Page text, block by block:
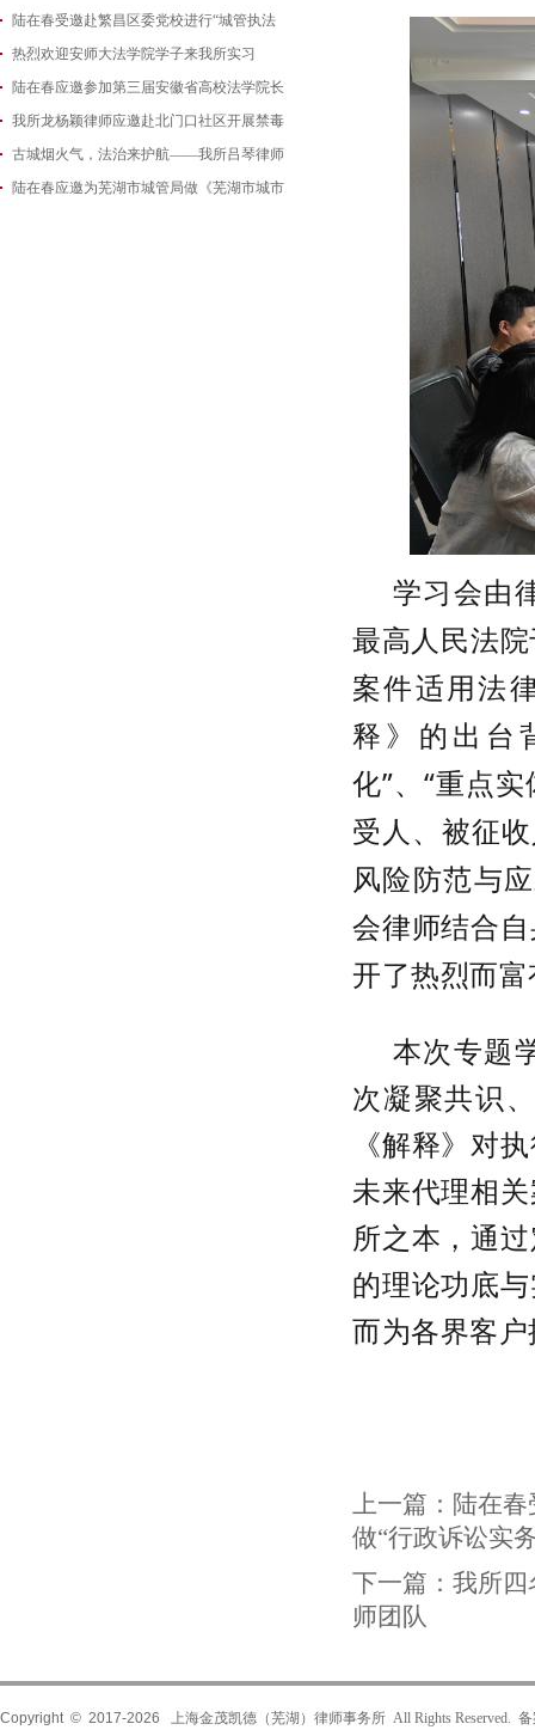
2026-07-24
陆在春受邀赴繁昌区委党校进行“城管执法
2026-07-15
热烈欢迎安师大法学院学子来我所实习
2026-07-01
陆在春应邀参加第三届安徽省高校法学院长
2026-06-29
我所龙杨颖律师应邀赴北门口社区开展禁毒
2026-06-18
古城烟火气，法治来护航——我所吕琴律师
2026-05-21
陆在春应邀为芜湖市城管局做《芜湖市城市
学习会由
最高人民法
案件适用法
释》的出台
化”、“重点
受人、被征
风险防范与
会律师结合
开了热烈而
本次专题
次凝聚共识
《解释》对
未来代理相
所之本，通
的理论功底
而为各界客
上一篇： 陆在
做“行政诉讼实
下一篇： 我所四
师团队
Copyright © 2017-2026 上海金茂凯德（芜湖）律师事务所 All Rights Reserved.